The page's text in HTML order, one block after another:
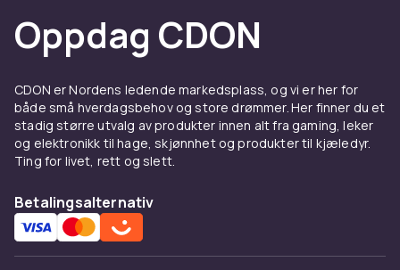
Oppdag CDON
CDON er Nordens ledende markedsplass, og vi er her for
både små hverdagsbehov og store drømmer. Her finner du et
stadig større utvalg av produkter innen alt fra gaming, leker
og elektronikk til hage, skjønnhet og produkter til kjæledyr.
Ting for livet, rett og slett.
Betalingsalternativ